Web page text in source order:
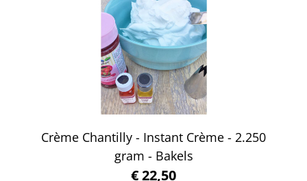
Crème Chantilly - Instant Crème - 2.250
gram - Bakels
€22,50